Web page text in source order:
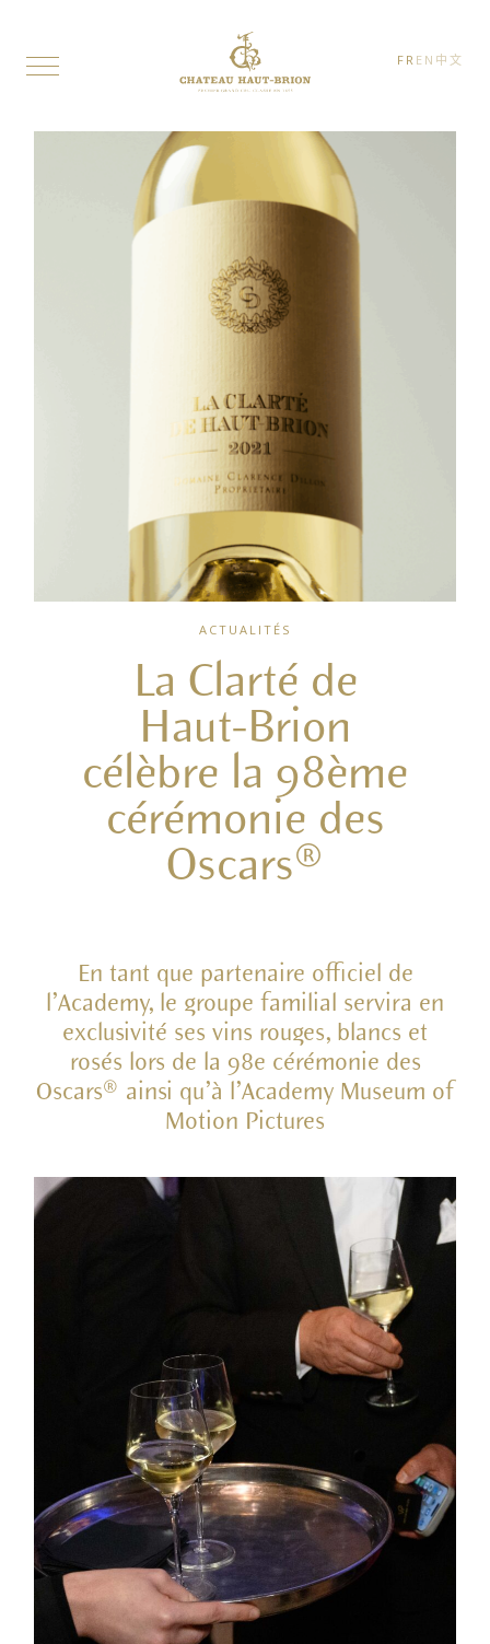
FR EN 中文
ACTUALITÉS
La Clarté de
Haut-Brion
célèbre la 98ème
cérémonie des
Oscars®
En tant que partenaire officiel de
l’Academy, le groupe familial servira en
exclusivité ses vins rouges, blancs et
rosés lors de la 98e cérémonie des
Oscars® ainsi qu’à l’Academy Museum of
Motion Pictures